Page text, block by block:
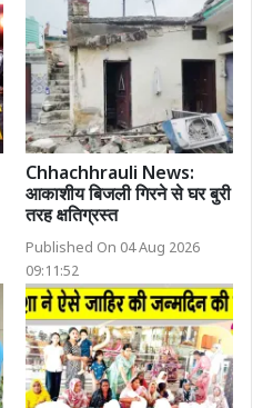
Chhachhrauli News:
आकाशीय बिजली गिरने से घर बुरी
तरह क्षतिग्रस्त
Published On 04 Aug 2026
09:11:52